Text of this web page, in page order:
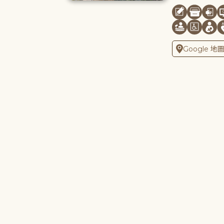
Google 地